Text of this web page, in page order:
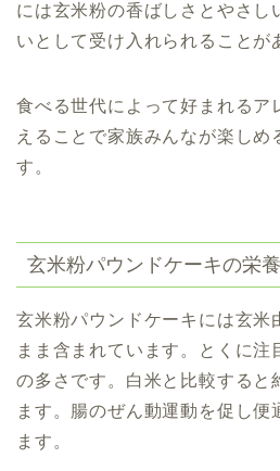
には玄米粉の香ばしさとやさし
いとして受け入れられることが
食べる世代によって好まれるア
えることで家族みんなが楽しめ
す。
玄米粉パウンドケーキの栄
玄米粉パウンドケーキには玄米
まま含まれています。とくに注
の多さです。白米と比較すると
ます。腸のぜん動運動を促し便
ます。